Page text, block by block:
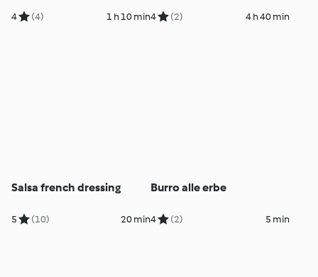
4 (4) 1 h 10 min4 (2) 4 h 40 min
Salsa french dressing
5 (10) 20 min
Burro alle erbe
4 (2) 5 min